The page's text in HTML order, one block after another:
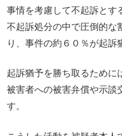
事情を考慮して不起訴とす
不起訴処分の中で圧倒的な
り、事件の約６０％が起訴
起訴猶予を勝ち取るために
被害者への被害弁償や示談
す。